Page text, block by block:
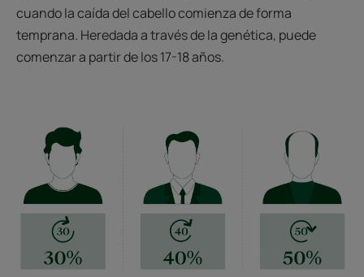
cuando la caída del cabello comienza de forma
temprana. Heredada a través de la genética, puede
comenzar a partir de los 17-18 años.